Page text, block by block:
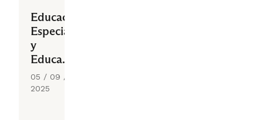
Educación
Especial
y
Educación
Inclusiva:
Dilemas
05 / 09 /
2025